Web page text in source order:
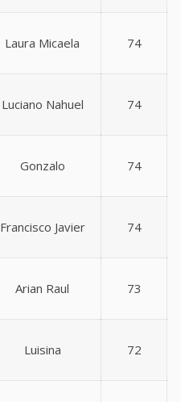
Laura Micaela 74
Luciano Nahuel 74
Gonzalo 74
Francisco Javier 74
Arian Raul 73
Luisina 72